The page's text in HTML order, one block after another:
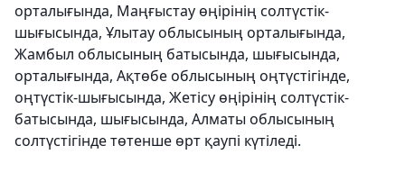
орталығында, Маңғыстау өңірінің солтүстік-
шығысында, Ұлытау облысының орталығында,
Жамбыл облысының батысында, шығысында,
орталығында, Ақтөбе облысының оңтүстігінде,
оңтүстік-шығысында, Жетісу өңірінің солтүстік-
батысында, шығысында, Алматы облысының
солтүстігінде төтенше өрт қаупі күтіледі.